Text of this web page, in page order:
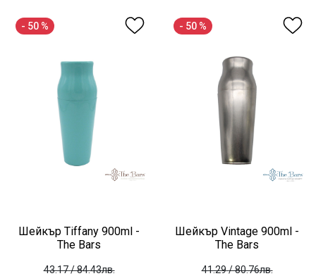
- 50 %
Шейкър Tiffany 900ml -
The Bars
43.17/ 84.43лв.
- 50 %
Шейкър Vintage 900ml -
The Bars
41.29/ 80.76лв.